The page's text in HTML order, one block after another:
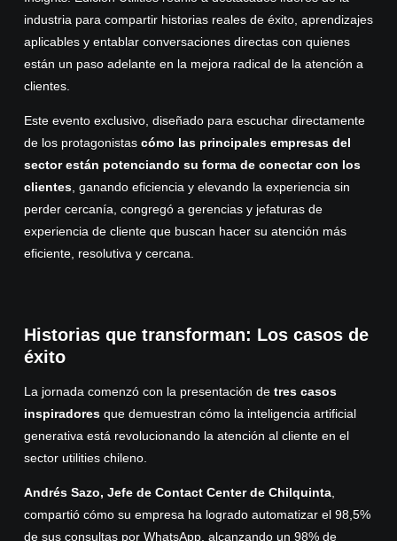
industria para compartir historias reales de éxito, aprendizajes
aplicables y entablar conversaciones directas con quienes
están un paso adelante en la mejora radical de la atención a
clientes.
Este evento exclusivo, diseñado para escuchar directamente
de los protagonistas cómo las principales empresas del
sector están potenciando su forma de conectar con los
clientes, ganando eficiencia y elevando la experiencia sin
perder cercanía, congregó a gerencias y jefaturas de
experiencia de cliente que buscan hacer su atención más
eficiente, resolutiva y cercana.
Historias que transforman: Los casos de
éxito
La jornada comenzó con la presentación de tres casos
inspiradores que demuestran cómo la inteligencia artificial
generativa está revolucionando la atención al cliente en el
sector utilities chileno.
Andrés Sazo, Jefe de Contact Center de Chilquinta,
compartió cómo su empresa ha logrado automatizar el 98,5%
de sus consultas por WhatsApp, alcanzando un 98% de